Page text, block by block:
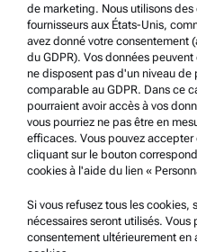
Marques commerciales
Système de dénonciation
Support produit
Service Certifié Anton Paar
Déclaration de sécurité
Centres techniques d’Anton Paar
Contactez-nous
de marketing. Nous utilisons
fournisseurs aux États-Unis,
avez donné votre consentement
du GDPR). Vos données
ne disposent pas d'un niveau
comparable au GDPR. Dans ce
pourraient avoir accès à vos
vous pourriez ne pas être en
efficaces. Vous pouvez accepter
cliquant sur le bouton
cookies à l'aide du lien «
Si vous refusez tous les
nécessaires seront utilisés.
consentement ultérieurement